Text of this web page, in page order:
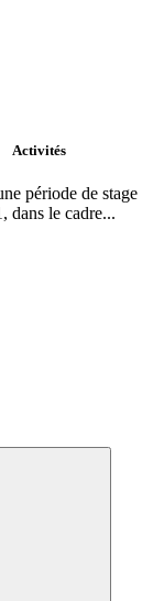
Activités
période de stage
dans le cadre...